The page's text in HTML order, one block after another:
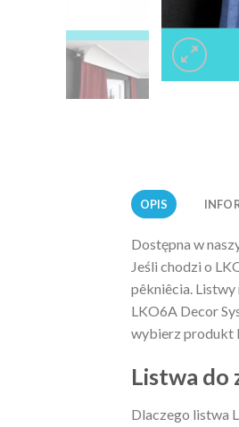
Listwa do zabudowy karnisza LKO9A
OPIS
Dostępna w
Jeśli chodzi o
pêkniêcia.
LKO6A Decor
wybierz produkt
Listwa do
Dlaczego listwa